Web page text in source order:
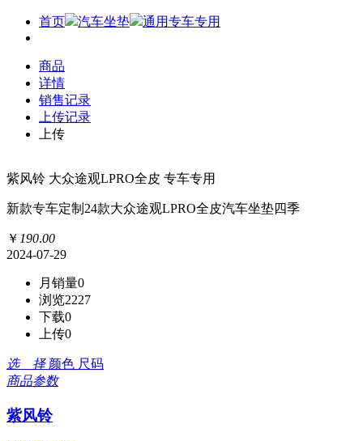
首页 汽车坐垫 通用专车专用
商品
详情
销售记录
上传记录
上传
紫风铃 大众途观LPRO全皮 专车专用
新款专车定制24款大众途观LPRO全皮汽车坐垫四季
￥ 190.00
2024-07-29
月销量0
浏览2227
下载0
上传0
选 择 颜色 尺码
商品参数
紫风铃